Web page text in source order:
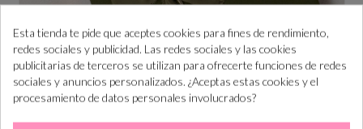
deshilachada
Esta tienda te pide que aceptes cookies para fines de rendimiento,
redes sociales y publicidad. Las redes sociales y las cookies
publicitarias de terceros se utilizan para ofrecerte funciones de redes
sociales y anuncios personalizados. ¿Aceptas estas cookies y el
procesamiento de datos personales involucrados?